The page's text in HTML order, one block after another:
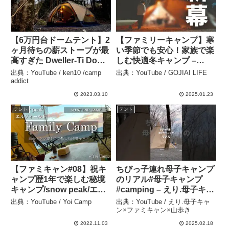
【6万円台ドームテント】2
ヶ月待ちの薪ストーブが最
高すぎた Dweller-Ti Dome
X4 POMOLY ソロキャンプ
solocamping – ken10
出典：YouTube / ken10 /camp
addict
2023.03.10
【ファミリーキャンプ】寒
い季節でも安心！家族で楽
しむ快適冬キャンプ –
GOJIAI LIFE
出典：YouTube / GOJIAI LIFE
2025.01.23
テント
【ファミキャン#08】祝キ
ャンプ歴1年で楽しむ秘境
キャンプ/snow peak/エル
フィールド２ルーム/west
出典：YouTube / Yoi Camp
2022.11.03
テント
ちびっ子連れ母子キャンプ
のリアル#母子キャンプ
#camping – えり.母子キャ
ン×ファミキャン×山歩き
出典：YouTube / えり.母子キャ
ン×ファミキャン×山歩き
2025.02.18